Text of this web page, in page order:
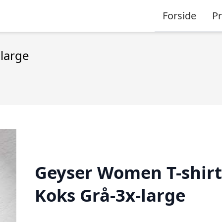
Forside
Geyser Women T-shirt
Koks Grå-3x-large